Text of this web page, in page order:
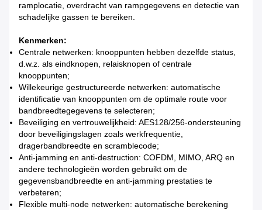
ramplocatie, overdracht van rampgegevens en detectie van
schadelijke gassen te bereiken.
Kenmerken:
Centrale netwerken: knooppunten hebben dezelfde status,
d.w.z. als eindknopen, relaisknopen of centrale
knooppunten;
Willekeurige gestructureerde netwerken: automatische
identificatie van knooppunten om de optimale route voor
bandbreedtegegevens te selecteren;
Beveiliging en vertrouwelijkheid: AES128/256-ondersteuning
door beveiligingslagen zoals werkfrequentie,
dragerbandbreedte en scramblecode;
Anti-jamming en anti-destruction: COFDM, MIMO, ARQ en
andere technologieën worden gebruikt om de
gegevensbandbreedte en anti-jamming prestaties te
verbeteren;
Flexible multi-node netwerken: automatische berekening